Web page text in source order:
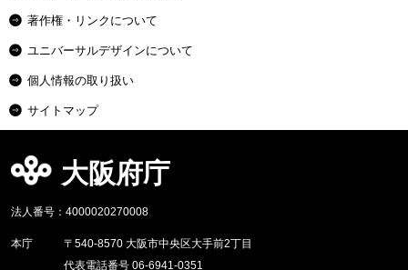
著作権・リンクについて
ユニバーサルデザインについて
個人情報の取り扱い
サイトマップ
大阪府庁
法人番号：4000020270008
本庁
〒540-8570 大阪市中央区大手前2丁目
代表電話番号 06-6941-0351